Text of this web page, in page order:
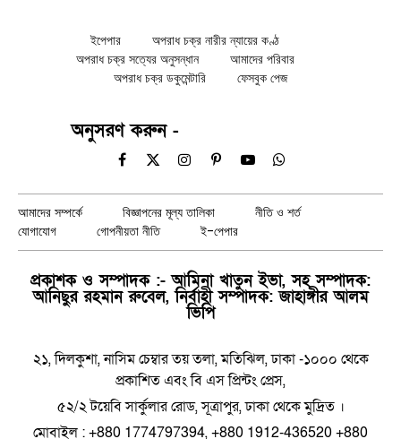
ইপেপার
অপরাধ চক্র নারীর ন্যায়ের কণ্ঠ
অপরাধ চক্র সত্যের অনুসন্ধান
আমাদের পরিবার
অপরাধ চক্র ডকুমেন্টারি
ফেসবুক পেজ
অনুসরণ করুন -
Facebook
X
InstagramPinterestYouTubeWhatsApp
আমাদের সম্পর্কে বিজ্ঞাপনের মূল্য তালিকা
নীতি ও শর্ত
যোগাযোগ
গোপনীয়তা নীতি ই-পেপার
প্রকাশক ও সম্পাদক :- আমিনা খাতুন ইভা, সহ সম্পাদক:
আনিছুর রহমান রুবেল, নির্বাহী সম্পাদক: জাহাঙ্গীর আলম
ভিপি
২১, দিলকুশা, নাসিম চেম্বার তয় তলা, মতিঝিল, ঢাকা -১০০০ থেকে
প্রকাশিত এবং বি এস প্রিন্টং প্রেস,
৫২/২ টয়েবি সার্কুলার রোড, সূত্রাপুর, ঢাকা থেকে মুদ্রিত ।
মোবাইল : +880 1774797394, +880 1912-436520 +880